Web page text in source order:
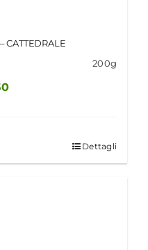
CATTEDRALE
200g
Dettagli